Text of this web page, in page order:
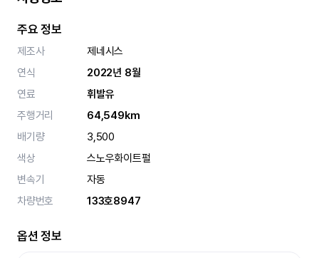
주요 정보
제조사
제네시스
연식
2022년 8월
연료
휘발유
주행거리
64,549km
배기량
3,500
색상
스노우화이트펄
변속기
자동
차량번호
133호8947
옵션 정보